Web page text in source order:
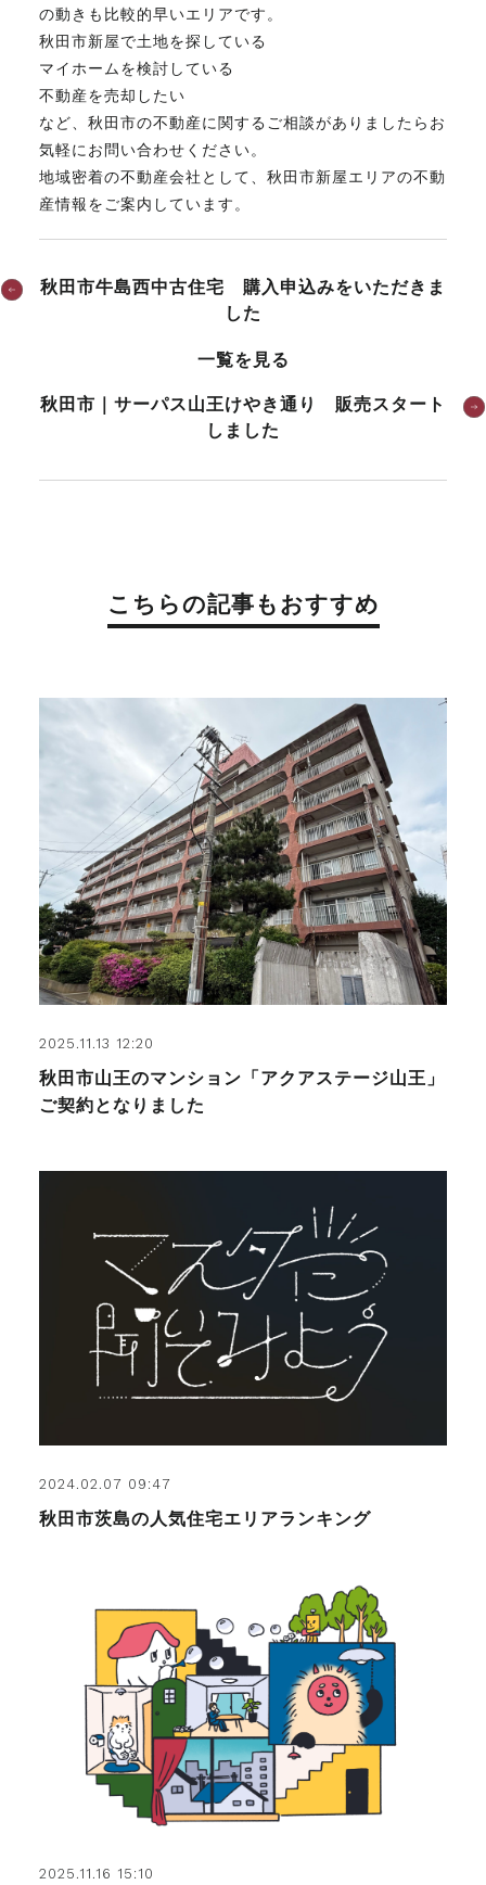
の動きも比較的早いエリアです。
秋田市新屋で土地を探している
マイホームを検討している
不動産を売却したい
など、秋田市の不動産に関するご相談がありましたらお
気軽にお問い合わせください。
地域密着の不動産会社として、秋田市新屋エリアの不動
産情報をご案内しています。
秋田市牛島西中古住宅 購入申込みをいただきま
した
一覧を見る
秋田市｜サーパス山王けやき通り 販売スタート
しました
こちらの記事もおすすめ
2025.11.13 12:20
秋田市山王のマンション「アクアステージ山王」
ご契約となりました
2024.02.07 09:47
秋田市茨島の人気住宅エリアランキング
2025.11.16 15:10